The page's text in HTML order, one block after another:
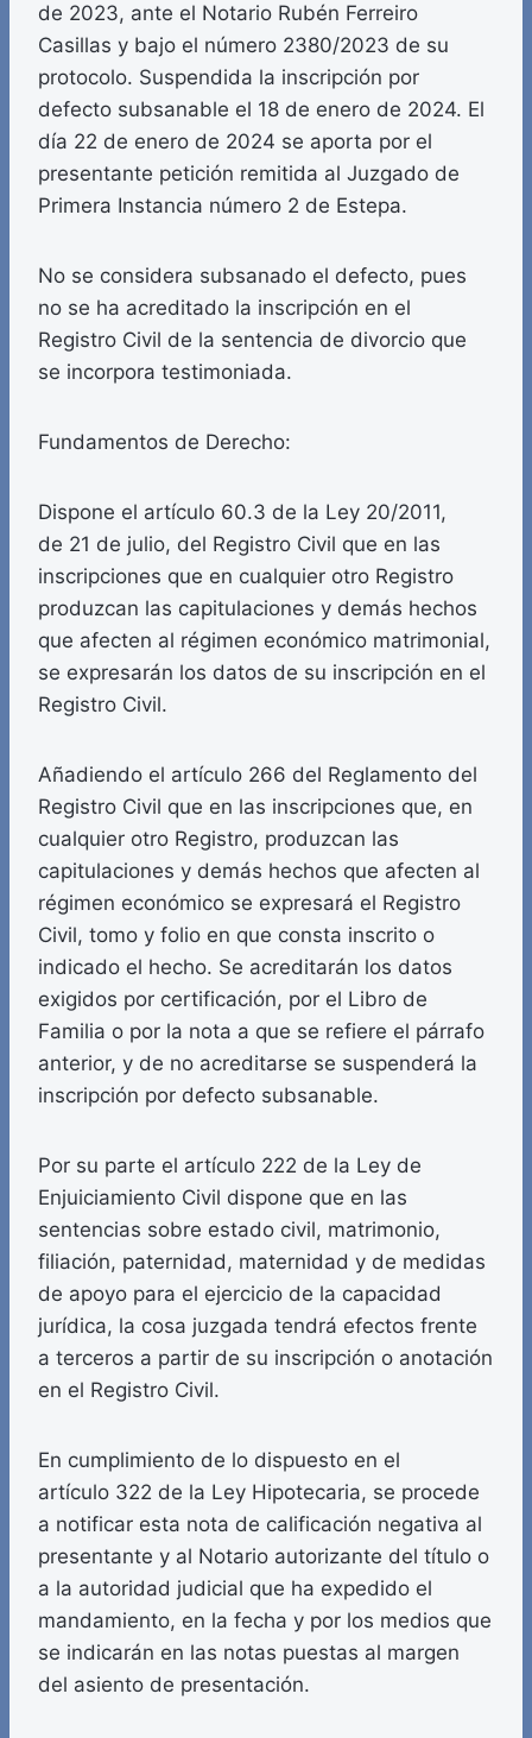
de 2023, ante el Notario Rubén Ferreiro
Casillas y bajo el número 2380/2023 de su
protocolo. Suspendida la inscripción por
defecto subsanable el 18 de enero de 2024. El
día 22 de enero de 2024 se aporta por el
presentante petición remitida al Juzgado de
Primera Instancia número 2 de Estepa.
No se considera subsanado el defecto, pues
no se ha acreditado la inscripción en el
Registro Civil de la sentencia de divorcio que
se incorpora testimoniada.
Fundamentos de Derecho:
Dispone el artículo 60.3 de la Ley 20/2011,
de 21 de julio, del Registro Civil que en las
inscripciones que en cualquier otro Registro
produzcan las capitulaciones y demás hechos
que afecten al régimen económico matrimonial,
se expresarán los datos de su inscripción en el
Registro Civil.
Añadiendo el artículo 266 del Reglamento del
Registro Civil que en las inscripciones que, en
cualquier otro Registro, produzcan las
capitulaciones y demás hechos que afecten al
régimen económico se expresará el Registro
Civil, tomo y folio en que consta inscrito o
indicado el hecho. Se acreditarán los datos
exigidos por certificación, por el Libro de
Familia o por la nota a que se refiere el párrafo
anterior, y de no acreditarse se suspenderá la
inscripción por defecto subsanable.
Por su parte el artículo 222 de la Ley de
Enjuiciamiento Civil dispone que en las
sentencias sobre estado civil, matrimonio,
filiación, paternidad, maternidad y de medidas
de apoyo para el ejercicio de la capacidad
jurídica, la cosa juzgada tendrá efectos frente
a terceros a partir de su inscripción o anotación
en el Registro Civil.
En cumplimiento de lo dispuesto en el
artículo 322 de la Ley Hipotecaria, se procede
a notificar esta nota de calificación negativa al
presentante y al Notario autorizante del título o
a la autoridad judicial que ha expedido el
mandamiento, en la fecha y por los medios que
se indicarán en las notas puestas al margen
del asiento de presentación.